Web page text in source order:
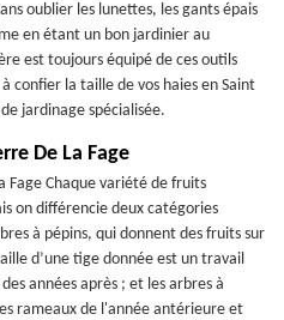
oublier les lunettes, les gants épais
en étant un bon jardinier au
est toujours équipé de ces outils
confier la taille de vos haies en Saint
jardinage spécialisée.
De La Fage
Fage Chaque variété de fruits
on différencie deux catégories
à pépins, qui donnent des fruits sur
d’une tige donnée est un travail
années après ; et les arbres à
rameaux de l'année antérieure et